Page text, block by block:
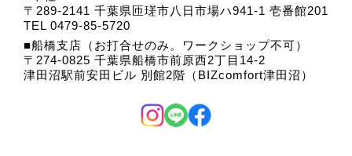
〒289-2141 千葉県匝瑳市八日市場ハ941-1 壱番館201
TEL 0479-85-5720
船橋支店（お打合せのみ。ワークショップ不可）
〒274-0825 千葉県船橋市前原西2丁目14-2
津田沼駅前安田ビル 別館2階（BIZcomfort津田沼）